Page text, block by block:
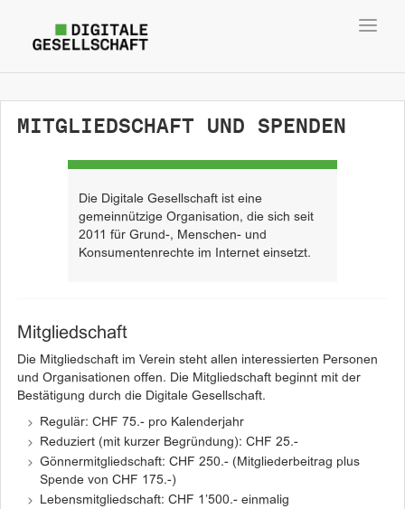
MITGLIEDSCHAFT UND SPENDEN
Die Digitale Gesellschaft ist eine
gemeinnützige Organisation, die sich seit
2011 für Grund-, Menschen- und
Konsumentenrechte im Internet einsetzt.
Mitgliedschaft
Die Mitgliedschaft im Verein steht allen interessierten Personen
und Organisationen offen. Die Mitgliedschaft beginnt mit der
Bestätigung durch die Digitale Gesellschaft.
Regulär: CHF 75.- pro Kalenderjahr
Reduziert (mit kurzer Begründung): CHF 25.-
Gönnermitgliedschaft: CHF 250.- (Mitgliederbeitrag plus
Spende von CHF 175.-)
Lebensmitgliedschaft: CHF 1’500.- einmalig